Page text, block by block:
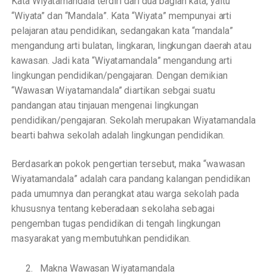
“Wiyata” dan “Mandala”. Kata “Wiyata” mempunyai arti
pe lajaran atau pendidikan, sedangakan kata “mandal a”
mengandung arti bul atan, l ingkaran, l ingkungan daerahatau
kawasan. Jadi kata“Wiyatamandal a” mengandung arti
ingkungan pendidikan/pengajaran. Dengan demikian
“WawasanWiyatamandala” diartikan sebgai suatu
pandangan atau tinjauan mengenai ingkungan
pendidikan/pengajaran. Sekolah merupakan Wiyatamandala
bearti bahwa sekolah adalah lingkungan pendidikan.
Berdasarkan pokok pengertian tersebut,maka “wawasan
Wiyatamandala” adalah cara pandang kalangan pendidikan
pada umumnya dan perangkat atau warga sekolah pada
khususnya tentang keberadaan sekolaha sebagai
pengemban tugas pendidikan di tengah lingkungan
masyarakat yang membutuhkan pendidikan.
2. Makna WawasanWiyatamandala